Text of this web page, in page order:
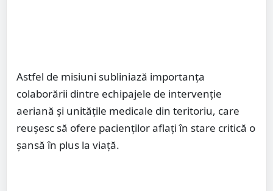
Astfel de misiuni subliniază importanța
colaborării dintre echipajele de intervenție
aeriană și unitățile medicale din teritoriu, care
reușesc să ofere pacienților aflați în stare critică o
șansă în plus la viață.